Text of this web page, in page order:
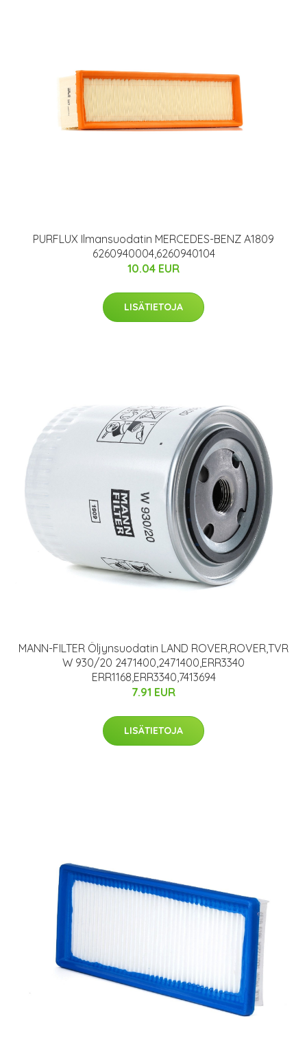
PURFLUX Ilmansuodatin MERCEDES-BENZ A1809
6260940004,6260940104
10.04 EUR
LISÄTIETOJA
MANN-FILTER Öljynsuodatin LAND ROVER,ROVER,TVR
W 930/20 2471400,2471400,ERR3340
ERR1168,ERR3340,7413694
7.91 EUR
LISÄTIETOJA